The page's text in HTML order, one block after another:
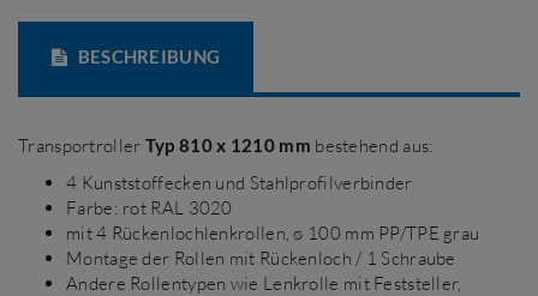
BESCHREIBUNG
Transportroller Typ 810 x 1210 mm bestehend aus:
4 Kunststoffecken und Stahlprofilverbinder
Farbe: rot RAL 3020
mit 4 Rückenlochlenkrollen, ø 100 mm PP/TPE grau
Montage der Rollen mit Rückenloch / 1 Schraube
Andere Rollentypen wie Lenkrolle mit Feststeller,